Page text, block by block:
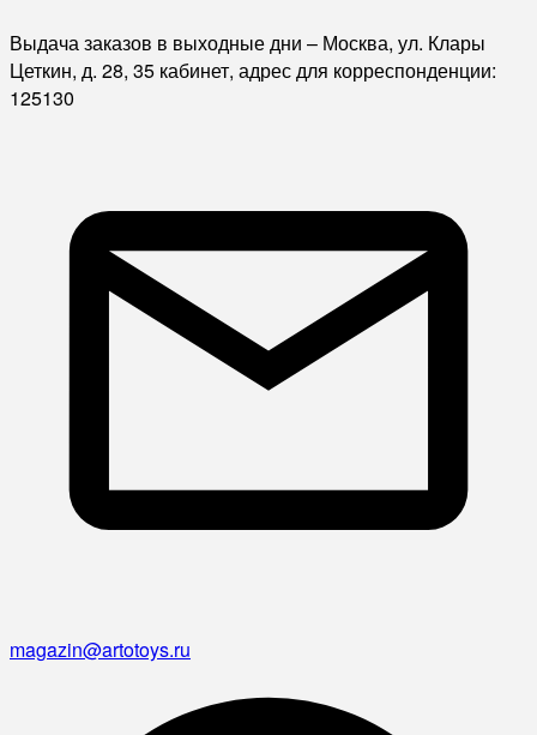
Выдача заказов в выходные дни – Москва, ул. Клары
Цеткин, д. 28, 35 кабинет, адрес для корреспонденции:
125130
magazin@artotoys.ru